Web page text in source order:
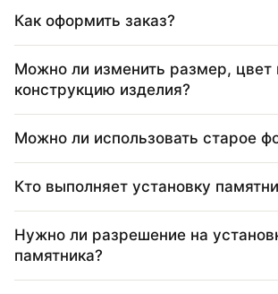
Как оформить заказ?
Можно ли изменить размер, цвет
конструкцию изделия?
Можно ли использовать старое
Кто выполняет установку
Нужно ли разрешение на
памятника?